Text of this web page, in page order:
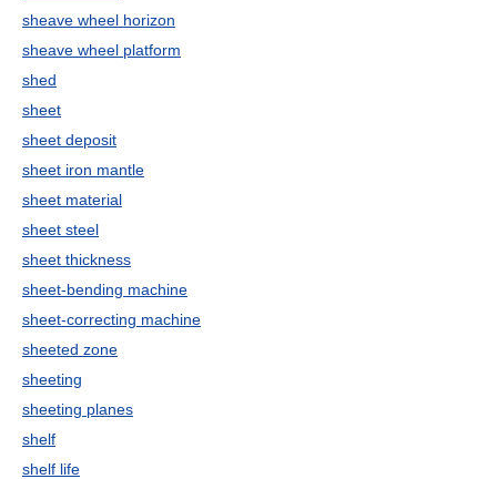
sheave wheel horizon
sheave wheel platform
shed
sheet
sheet deposit
sheet iron mantle
sheet material
sheet steel
sheet thickness
sheet-bending machine
sheet-correcting machine
sheeted zone
sheeting
sheeting planes
shelf
shelf life